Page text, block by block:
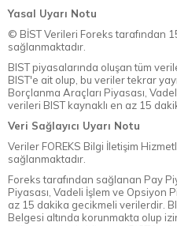
Yasal Uyarı Notu
© BİST Verileri Foreks tarafından
sağlanmaktadır.
BIST piyasalarında oluşan tüm
BIST'e ait olup, bu veriler tekrar
Borçlanma Araçları Piyasası,
verileri BIST kaynaklı en az 15
Veri Sağlayıcı Uyarı Notu
Veriler FOREKS Bilgi İletişim
sağlanmaktadır.
Foreks tarafından sağlanan Pay
Piyasası, Vadeli İşlem ve Opsiyon
az 15 dakika gecikmeli verilerdir.
Belgesi altında korunmakta olup